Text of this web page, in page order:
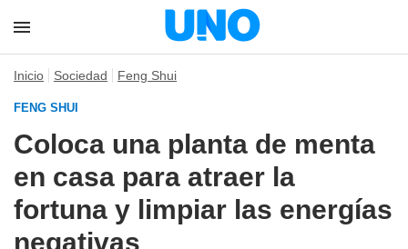
Inicio Sociedad Feng Shui
FENG SHUI
Coloca una planta de menta
en casa para atraer la
fortuna y limpiar las energías
negativas